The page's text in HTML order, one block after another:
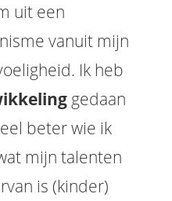
uit een
vanuit mijn
Ik heb
gedaan
beter wie ik
mijn talenten
is (kinder)